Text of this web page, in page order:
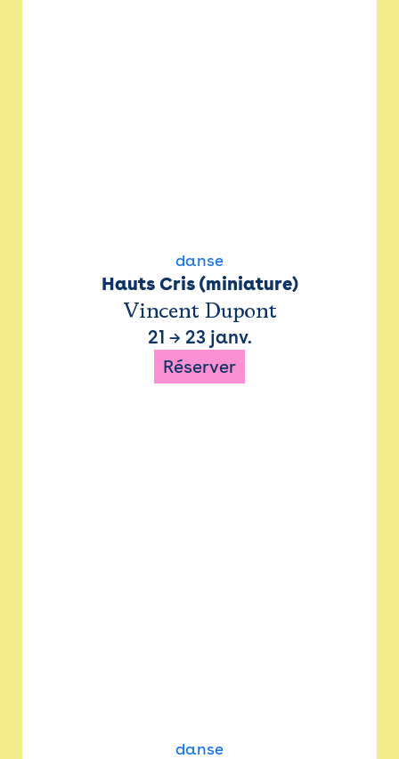
danse
Hauts Cris (miniature)
Vincent Dupont
21 → 23 janv.
Réserver
danse